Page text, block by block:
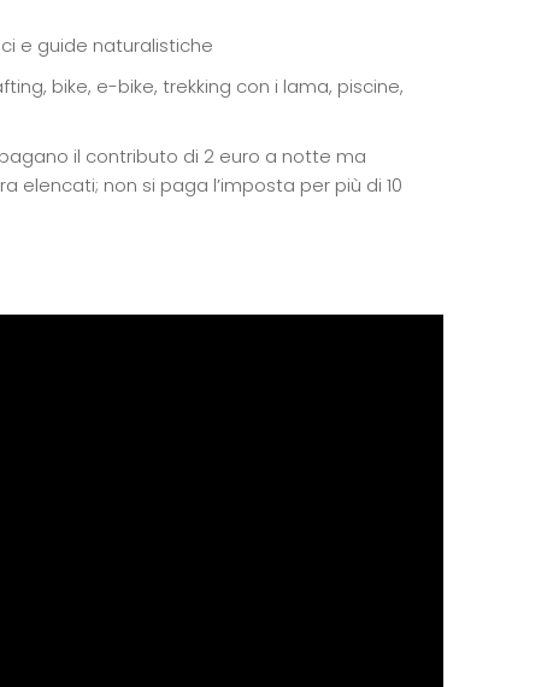
e guide naturalistiche
bike, e-bike, trekking con i lama, piscine,
il contributo di 2 euro a notte ma
elencati; non si paga l’imposta per più di 10